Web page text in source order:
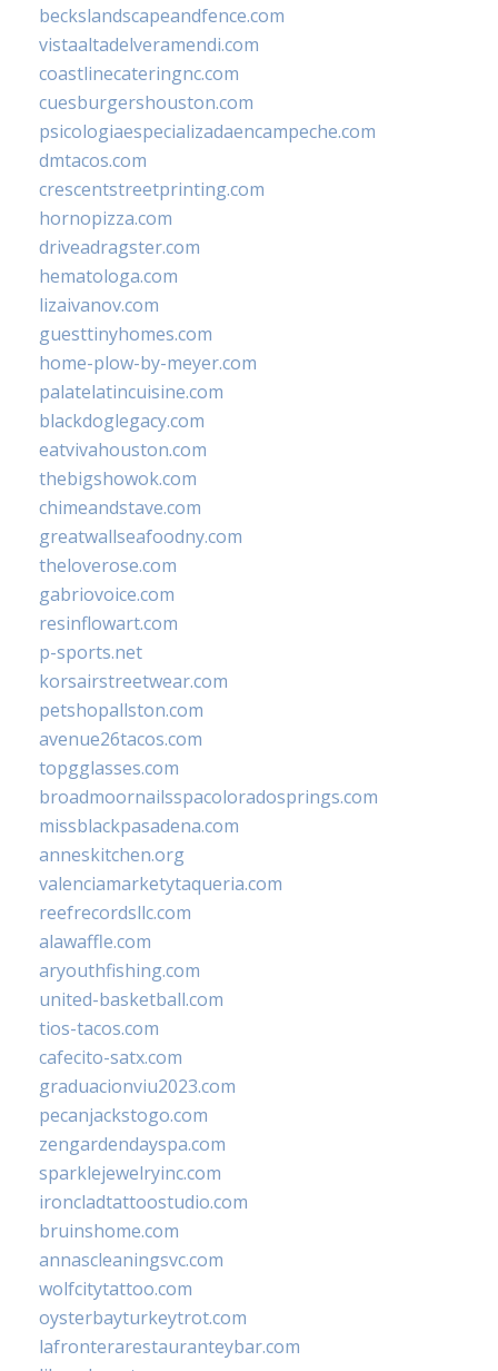
beckslandscapeandfence.com
vistaaltadelveramendi.com
coastlinecateringnc.com
cuesburgershouston.com
psicologiaespecializadaencampeche.com
dmtacos.com
crescentstreetprinting.com
hornopizza.com
driveadragster.com
hematologa.com
lizaivanov.com
guesttinyhomes.com
home-plow-by-meyer.com
palatelatincuisine.com
blackdoglegacy.com
eatvivahouston.com
thebigshowok.com
chimeandstave.com
greatwallseafoodny.com
theloverose.com
gabriovoice.com
resinflowart.com
p-sports.net
korsairstreetwear.com
petshopallston.com
avenue26tacos.com
topgglasses.com
broadmoornailsspacoloradosprings.com
missblackpasadena.com
anneskitchen.org
valenciamarketytaqueria.com
reefrecordsllc.com
alawaffle.com
aryouthfishing.com
united-basketball.com
tios-tacos.com
cafecito-satx.com
graduacionviu2023.com
pecanjackstogo.com
zengardendayspa.com
sparklejewelryinc.com
ironcladtattoostudio.com
bruinshome.com
annascleaningsvc.com
wolfcitytattoo.com
oysterbayturkeytrot.com
lafronterarestauranteybar.com